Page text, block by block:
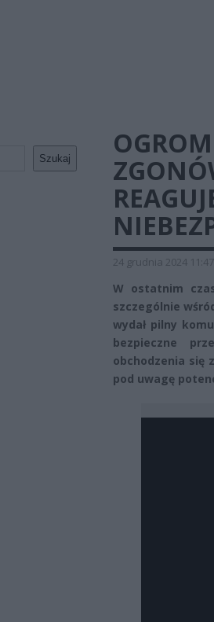
Szukaj
24 grudnia 2024 11:47
W ostatnim
szczególnie
wydał pilny
bezpieczne
obchodzenia się
pod uwagę